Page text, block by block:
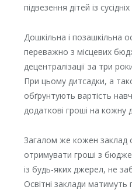
підвезення дітей із
Дошкільна і позашкільна
переважно з місцевих
децентралізації за три
При цьому дитсадки, а
обґрунтують вартість
додаткові гроші на
Загалом же кожен заклад
отримувати гроші з
із будь-яких джерел, не
Освітні заклади